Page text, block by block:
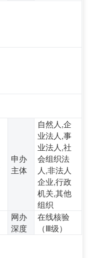
申办
主体
自然人,企
业法人,事
业法人,社
会组织法
人,非法人
企业,行政
机关,其他
组织
网办
深度
在线核验
（Ⅲ级）